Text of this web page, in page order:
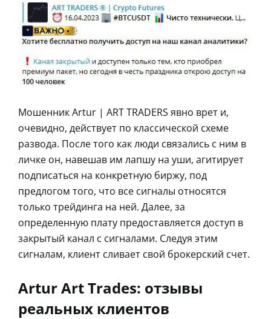
Мошенник Artur | ART TRADERS явно врет и,
очевидно, действует по классической схеме
развода. После того как люди связались с ним в
личке он, навешав им лапшу на уши, агитирует
подписаться на конкретную биржу, под
предлогом того, что все сигналы относятся
только трейдинга на ней. Далее, за
определенную плату предоставляется доступ в
закрытый канал с сигналами. Следуя этим
сигналам, клиент сливает свой брокерский счет.
Artur Art Trades: отзывы
реальных клиентов